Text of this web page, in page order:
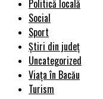
Politică locală
Social
Sport
Știri din județ
Uncategorized
Viața în Bacău
Turism